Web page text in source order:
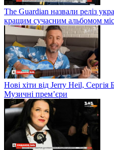
The Guardian назвали реліз
кращим сучасним альбомом
Нові хіти від Jerry Heil,
Музичні прем’єри